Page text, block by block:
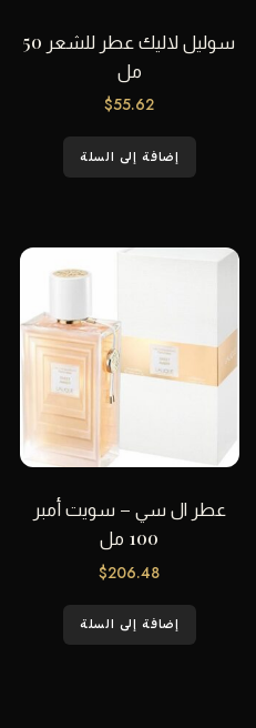
سوليل لاليك عطر للشعر 50
مل
$55.62
إضافة إلى السلة
عطر ال سي – سويت أمبر
100 مل
$206.48
إضافة إلى السلة